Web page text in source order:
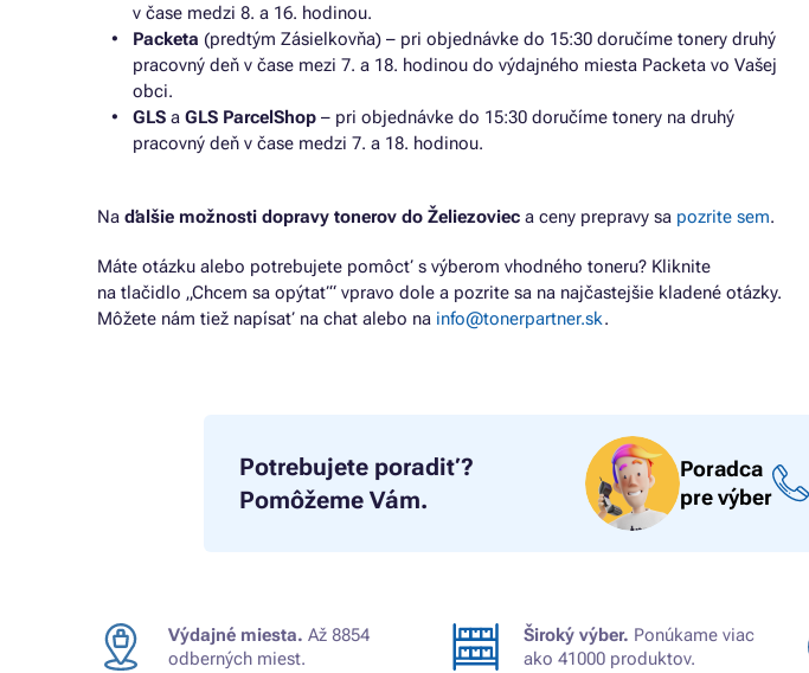
v čase medzi 8. a 16. hodinou.
Packeta (predtým Zásielkovňa) – pri objednávke do 15:30 doručíme tonery druhý
pracovný deň v čase mezi 7. a 18. hodinou do výdajného miesta Packeta vo Vašej
obci.
GLS a GLS ParcelShop – pri objednávke do 15:30 doručíme tonery na druhý
pracovný deň v čase medzi 7. a 18. hodinou.
Na ďalšie možnosti dopravy tonerov do Želiezoviec a ceny prepravy sa pozrite sem.
Máte otázku alebo potrebujete pomôcť s výberom vhodného toneru? Kliknite
na tlačidlo „Chcem sa opýtať“ vpravo dole a pozrite sa na najčastejšie kladené otázky.
Môžete nám tiež napísať na chat alebo na info@tonerpartner.sk.
Potrebujete poradiť?
Pomôžeme Vám.
Poradca
pre výber
Výdajné miesta. Až 8854
odberných miest.
Široký výber. Ponúkame viac
ako 41000 produktov.